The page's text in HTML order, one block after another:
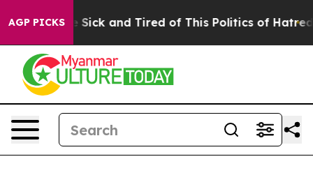
AGP PICKS
Are Sick and Tired of This Politics of Hatred” The